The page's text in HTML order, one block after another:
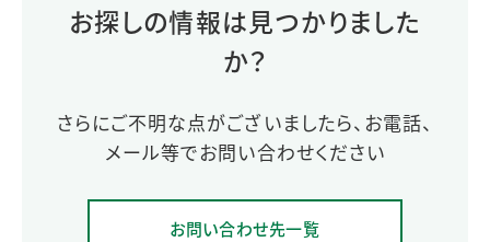
お探しの情報は見つかりました
か？
さらにご不明な点がございましたら、お電話、
メール等でお問い合わせください
お問い合わせ先一覧